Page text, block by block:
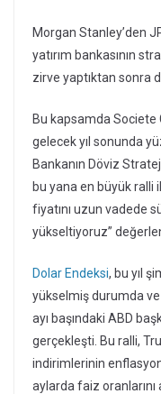
Morgan Stanley’den
yatırım bankasının
zirve yaptıktan sonra
Bu kapsamda Societe
gelecek yıl sonunda
Bankanın Döviz
bu yana en büyük ralli
fiyatını uzun vadede
yükseltiyoruz”
Dolar Endeksi, bu yıl
yükselmiş durumda ve
ayı başındaki ABD
gerçekleşti. Bu ralli,
indirimlerinin
aylarda faiz oranlarını